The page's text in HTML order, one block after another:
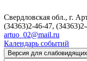
Свердловская обл., г.
(34363)2-46-47,
artuo_02@mail.ru
Календарь событий
Версия для слабовидящих